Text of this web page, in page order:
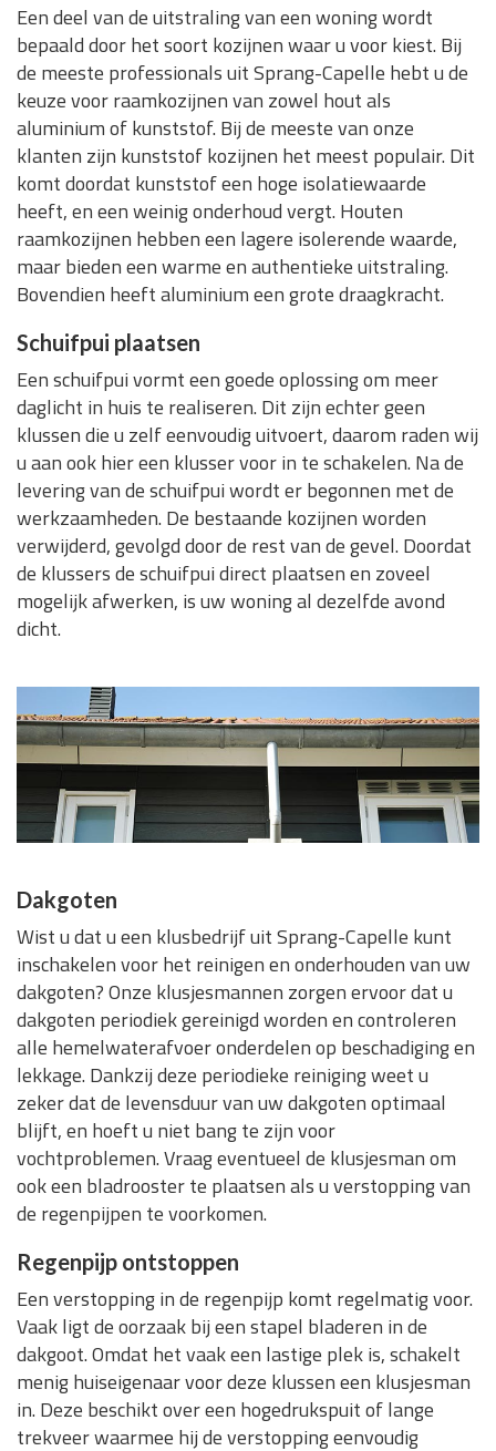
Een deel van de uitstraling van een woning wordt
bepaald door het soort kozijnen waar u voor kiest. Bij
de meeste professionals uit Sprang-Capelle hebt u de
keuze voor raamkozijnen van zowel hout als
aluminium of kunststof. Bij de meeste van onze
klanten zijn kunststof kozijnen het meest populair. Dit
komt doordat kunststof een hoge isolatiewaarde
heeft, en een weinig onderhoud vergt. Houten
raamkozijnen hebben een lagere isolerende waarde,
maar bieden een warme en authentieke uitstraling.
Bovendien heeft aluminium een grote draagkracht.
Schuifpui plaatsen
Een schuifpui vormt een goede oplossing om meer
daglicht in huis te realiseren. Dit zijn echter geen
klussen die u zelf eenvoudig uitvoert, daarom raden wij
u aan ook hier een klusser voor in te schakelen. Na de
levering van de schuifpui wordt er begonnen met de
werkzaamheden. De bestaande kozijnen worden
verwijderd, gevolgd door de rest van de gevel. Doordat
de klussers de schuifpui direct plaatsen en zoveel
mogelijk afwerken, is uw woning al dezelfde avond
dicht.
Dakgoten
Wist u dat u een klusbedrijf uit Sprang-Capelle kunt
inschakelen voor het reinigen en onderhouden van uw
dakgoten? Onze klusjesmannen zorgen ervoor dat u
dakgoten periodiek gereinigd worden en controleren
alle hemelwaterafvoer onderdelen op beschadiging en
lekkage. Dankzij deze periodieke reiniging weet u
zeker dat de levensduur van uw dakgoten optimaal
blijft, en hoeft u niet bang te zijn voor
vochtproblemen. Vraag eventueel de klusjesman om
ook een bladrooster te plaatsen als u verstopping van
de regenpijpen te voorkomen.
Regenpijp ontstoppen
Een verstopping in de regenpijp komt regelmatig voor.
Vaak ligt de oorzaak bij een stapel bladeren in de
dakgoot. Omdat het vaak een lastige plek is, schakelt
menig huiseigenaar voor deze klussen een klusjesman
in. Deze beschikt over een hogedrukspuit of lange
trekveer waarmee hij de verstopping eenvoudig